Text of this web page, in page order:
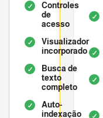
Controles
de
acesso
Visualizador
incorporado
Busca de
texto
completo
Auto-
indexação